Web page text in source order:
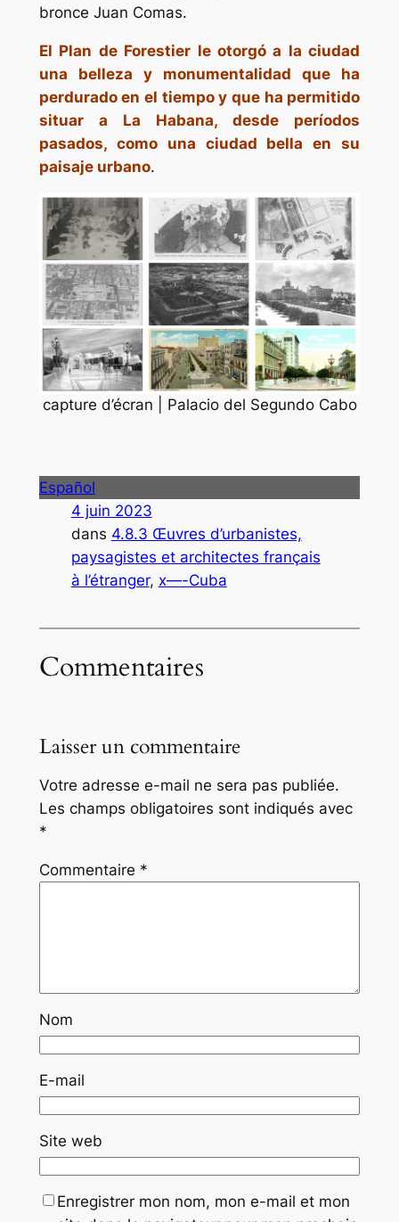
bronce Juan Comas.
El Plan de Forestier le otorgó a la ciudad
una belleza y monumentalidad que ha
perdurado en el tiempo y que ha permitido
situar a La Habana, desde períodos
pasados, como una ciudad bella en su
paisaje urbano.
capture d’écran | Palacio del Segundo Cabo
Español
4 juin 2023
dans 4.8.3 Œuvres d’urbanistes,
paysagistes et architectes français
à l’étranger, x—-Cuba
Commentaires
Laisser un commentaire
Votre adresse e-mail ne sera pas publiée.
Les champs obligatoires sont indiqués avec
*
Commentaire *
Nom
E-mail
Site web
Enregistrer mon nom, mon e-mail et mon